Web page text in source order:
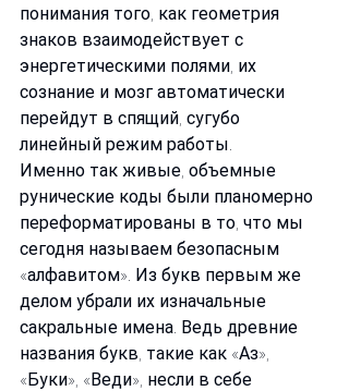
понимания того, как геометрия
знаков взаимодействует с
энергетическими полями, их
сознание и мозг автоматически
перейдут в спящий, сугубо
линейный режим работы.
Именно так живые, объемные
рунические коды были планомерно
переформатированы в то, что мы
сегодня называем безопасным
«алфавитом». Из букв первым же
делом убрали их изначальные
сакральные имена. Ведь древние
названия букв, такие как «Аз»,
«Буки», «Веди», несли в себе